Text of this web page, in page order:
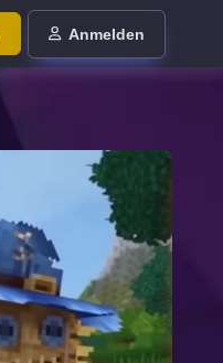
Anmelden